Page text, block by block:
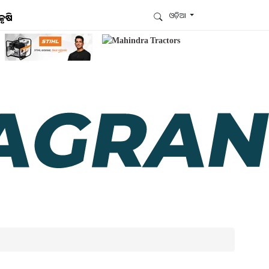
ଓଡ଼ିଆ
ଆମେ ହ୍ବାଟ୍ସଆପ୍‌ରେ ଅଛୁ ! ଆମ ହ୍ବାଟ୍ସଆପ ଗ୍ରୁପରେ
ଏବଂ ଆପଙ୍କୁ ଆବଶ୍ୟକ ହେଉଥିବା ସବୁ
ଗୁରୁତ୍ବପୂର୍ଣ୍ଣ ଅପଡେଟ୍‌ ପାଆନ୍ତୁ ପ୍ରତିଦିନ ।